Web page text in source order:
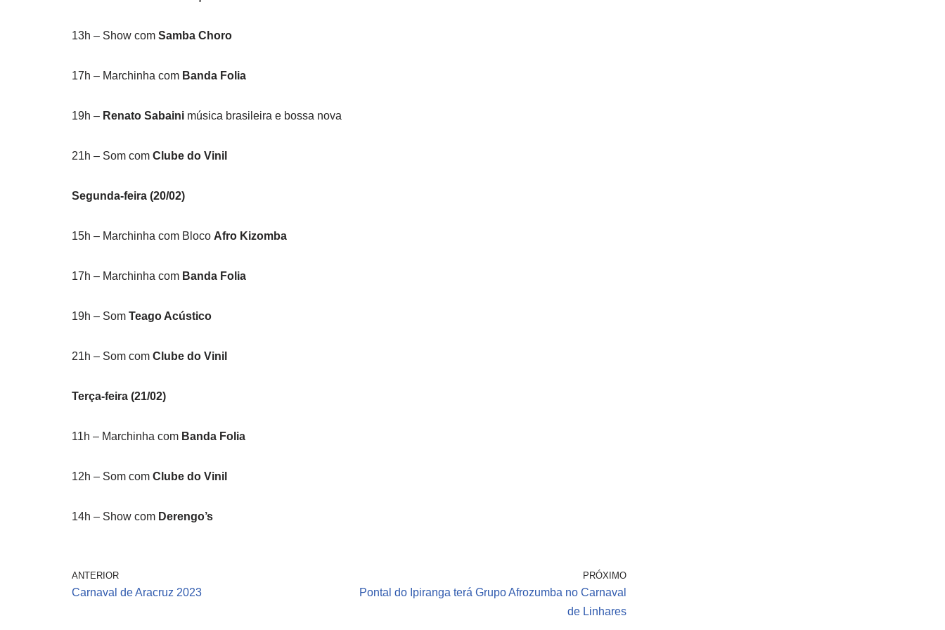
13h – Show com Samba Choro
17h – Marchinha com Banda Folia
19h – Renato Sabaini música brasileira e bossa nova
21h – Som com Clube do Vinil
Segunda-feira (20/02)
15h – Marchinha com Bloco Afro Kizomba
17h – Marchinha com Banda Folia
19h – Som Teago Acústico
21h – Som com Clube do Vinil
Terça-feira (21/02)
11h – Marchinha com Banda Folia
12h – Som com Clube do Vinil
14h – Show com Derengo’s
ANTERIOR
Carnaval de Aracruz 2023
PRÓXIMO
Pontal do Ipiranga terá Grupo Afrozumba no Carnaval
de Linhares